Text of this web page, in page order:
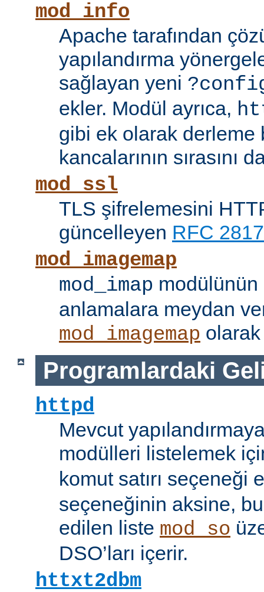
mod_info
Apache tarafından
yapılandırma
sağlayan yeni
ekler. Modül ayrıca,
gibi ek olarak derleme
kancalarının sırasını
mod_ssl
TLS şifrelemesini
güncelleyen RFC 2817
mod_imagemap
mod_imap modülünün
anlamalara meydan
mod_imagemap
Programlardaki
httpd
Mevcut
modülleri listelemek
komut satırı seçeneği
seçeneğinin aksine,
edilen liste mod_so
DSO’ları içerir.
httxt2dbm